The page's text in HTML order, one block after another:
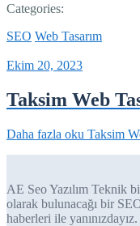
Categories:
SEO Web Tasarım
Ekim 20, 2023
Taksim Web
Daha fazla oku Taksim
AE Seo Yazılım Teknik
olarak bulunacağı bir
haberleri ile yanınızdayız.